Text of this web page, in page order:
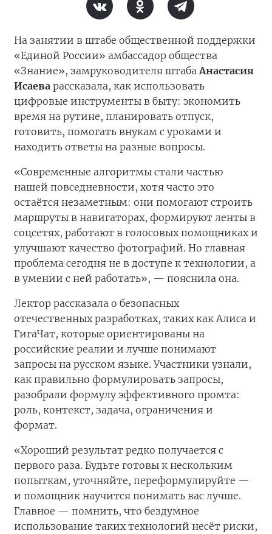
На занятии в штабе общественной поддержки
«Единой России» амбассадор общества
«Знание», замруководителя штабаАнастасия
Исаева рассказала, как использовать
цифровые инструменты в быту: экономить
время на рутине, планировать отпуск,
готовить, помогать внукам с уроками и
находить ответы на разные вопросы.
«Современные алгоритмы стали частью
нашей повседневности, хотя часто это
остаётся незаметным: они помогают строить
маршруты в навигаторах, формируют ленты в
соцсетях, работают в голосовых помощниках и
улучшают качество фотографий. Но главная
проблема сегодня не в доступе к технологии, а
в умении с ней работать», — пояснила она.
Лектор рассказала о безопасных
отечественных разработках, таких как Алиса и
ГигаЧат, которые ориентированы на
российские реалии и лучше понимают
запросы на русском языке. Участники узнали,
как правильно формулировать запросы,
разобрали формулу эффективного промта:
роль, контекст, задача, ограничения и
формат.
«Хороший результат редко получается с
первого раза. Будьте готовы к нескольким
попыткам, уточняйте, переформулируйте —
и помощник научится понимать вас лучше.
Главное — помнить, что бездумное
использование таких технологий несёт риски,